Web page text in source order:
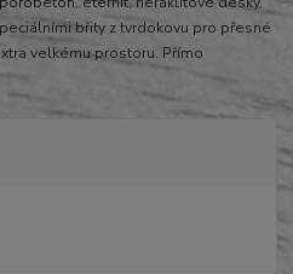
břity z tvrdokovu pro přesné
velkému prostoru. Přímo